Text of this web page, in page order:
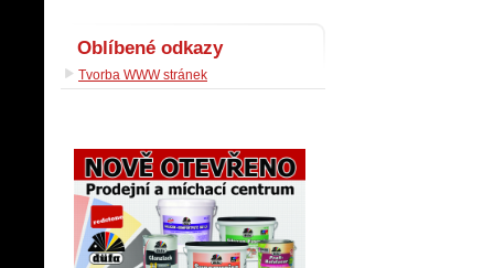
Oblíbené odkazy
Tvorba WWW stránek